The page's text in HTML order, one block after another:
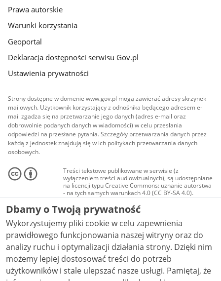
Prawa autorskie
Warunki korzystania
Geoportal
Deklaracja dostępności serwisu Gov.pl
Ustawienia prywatności
Strony dostępne w domenie www.gov.pl mogą zawierać adresy skrzynek
mailowych. Użytkownik korzystający z odnośnika będącego adresem e-
mail zgadza się na przetwarzanie jego danych (adres e-mail oraz
dobrowolnie podanych danych w wiadomości) w celu przesłania
odpowiedzi na przesłane pytania. Szczegóły przetwarzania danych przez
każdą z jednostek znajdują się w ich politykach przetwarzania danych
osobowych.
Treści tekstowe publikowane w serwisie (z
wyłączeniem treści audiowizualnych), są udostępniane
na licencji typu Creative Commons: uznanie autorstwa
- na tych samych warunkach 4.0 (CC BY-SA 4.0).
Materiały audiowizualne, w tym zdjęcia, materiały
audio i wideo, są udostępniane na licencji typu
Creative Commons: uznanie autorstwa użycie
niekomercyjne - bez utworów zależnych 4.0 (CC BY-
NC-ND 4.0), o ile nie jest to stwierdzone inaczej.
Dbamy o Twoją prywatność
Wykorzystujemy pliki cookie w celu zapewnienia
prawidłowego funkcjonowania naszej witryny oraz do
analizy ruchu i optymalizacji działania strony. Dzięki nim
możemy lepiej dostosować treści do potrzeb
użytkowników i stale ulepszać nasze usługi. Pamiętaj, że